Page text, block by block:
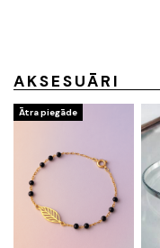
AKSESUĀRI
Ātra piegāde